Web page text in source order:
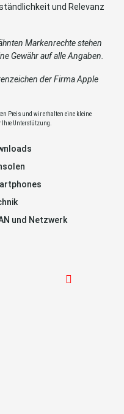
und Relevanz
Markenrechte stehen
Gewähr auf alle Angaben.
der Firma Apple
Preis und wir erhalten eine kleine
Ihre Unterstützung.
und Netzwerk